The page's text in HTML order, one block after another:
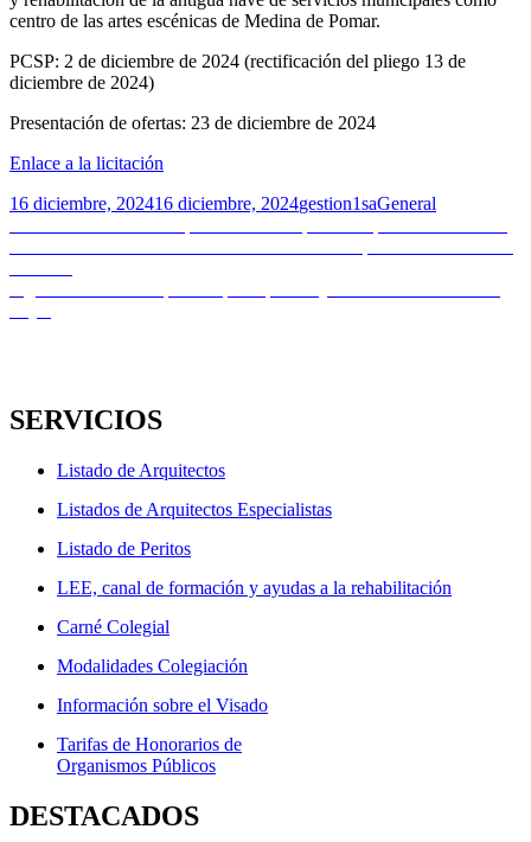
centro de las artes escénicas de Medina de Pomar.
PCSP: 2 de diciembre de 2024 (rectificación del pliego 13 de
diciembre de 2024)
Presentación de ofertas: 23 de diciembre de 2024
Enlace a la licitación
Publicado
16 diciembre, 202416 diciembre, 2024Autor
gestion1saCategorías
General
Navegación
de
entradas
SERVICIOS
Listado de Arquitectos
Listados de Arquitectos Especialistas
Listado de Peritos
LEE, canal de formación y ayudas a la rehabilitación
Carné Colegial
Modalidades Colegiación
Información sobre el Visado
Tarifas de Honorarios de
Organismos Públicos
DESTACADOS